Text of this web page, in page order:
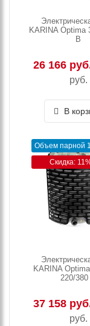
KARINA Optima
В
26 166
руб.
В
Объем парной
Скидка:
KARINA
220/
37 158
руб.